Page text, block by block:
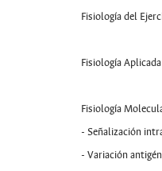
Fisiología del
Fisiología
Fisiología
- Señalización
- Variación